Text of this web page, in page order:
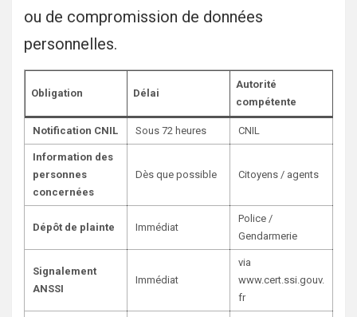
ou de compromission de données
personnelles.
Obligation Délai
Autorité
compétente
Notification CNIL Sous 72 heures CNIL
Information des
personnes
concernées
Dès que possible Citoyens / agents
Dépôt de plainte Immédiat
Police /
Gendarmerie
Signalement
ANSSI
Immédiat
via
www.cert.ssi.gouv.
fr